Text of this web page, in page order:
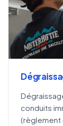
conduits
(règlement